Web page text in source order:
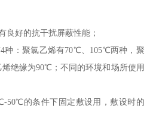
良好的抗干扰屏蔽性能；
种：聚氯乙烯有70℃、105℃两种，聚
绝缘为90℃；不同的环境和场所使用
50℃的条件下固定敷设用，敷设时的